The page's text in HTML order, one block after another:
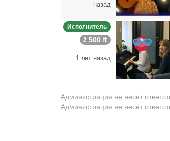
назад
Исполнитель
2 500 ₶
1 лет назад
Администрация не несёт
Администрация не несёт